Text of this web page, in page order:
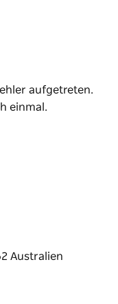
zwischen
Sie alles
gut
aufgetreten.
einmal.